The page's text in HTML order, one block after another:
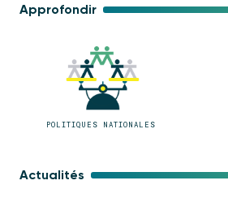
Approfondir
POLITIQUES NATIONALES
Actualités